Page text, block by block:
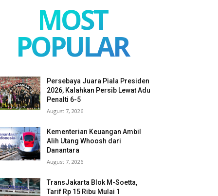
MOST
POPULAR
Persebaya Juara Piala Presiden
2026, Kalahkan Persib Lewat Adu
Penalti 6-5
August 7, 2026
Kementerian Keuangan Ambil
Alih Utang Whoosh dari
Danantara
August 7, 2026
TransJakarta Blok M-Soetta,
Tarif Rp 15 Ribu Mulai 1